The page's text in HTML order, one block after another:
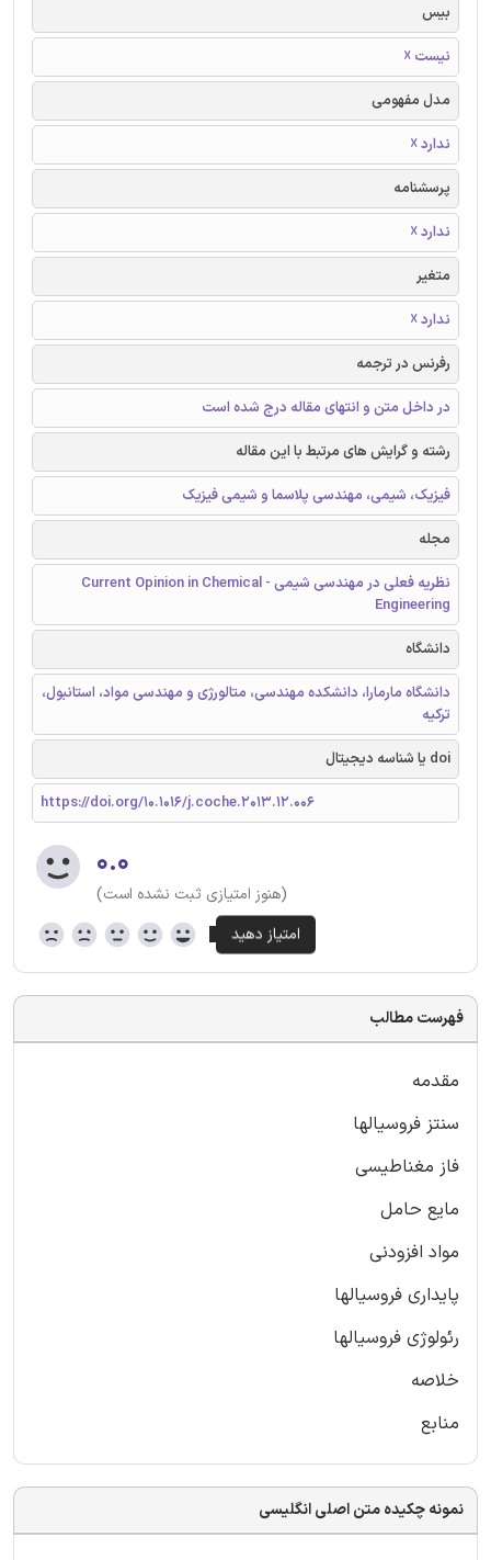
بیس
نیست ☓
مدل مفهومی
ندارد ☓
پرسشنامه
ندارد ☓
متغیر
ندارد ☓
رفرنس در ترجمه
در داخل متن و انتهای مقاله درج شده است
رشته و گرایش های مرتبط با این مقاله
فیزیک، شیمی، مهندسی پلاسما و شیمی فیزیک
مجله
نظریه فعلی در مهندسی شیمی - Current Opinion in Chemical
Engineering
دانشگاه
دانشگاه مارمارا، دانشکده مهندسی، متالورژی و مهندسی مواد، استانبول،
ترکیه
doi یا شناسه دیجیتال
https://doi.org/10.1016/j.coche.2013.12.006
۰.۰
(هنوز امتیازی ثبت نشده است)
فهرست مطالب
مقدمه
سنتز فروسیالها
فاز مغناطیسی
مایع حامل
مواد افزودنی
پایداری فروسیالها
رئولوژی فروسیالها
خلاصه
منابع
نمونه چکیده متن اصلی انگلیسی